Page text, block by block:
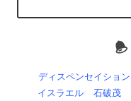
ディスペンセイション
イスラエル
石破茂